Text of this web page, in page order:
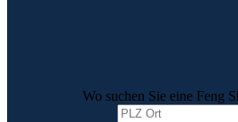
Wo suchen Sie eine Feng